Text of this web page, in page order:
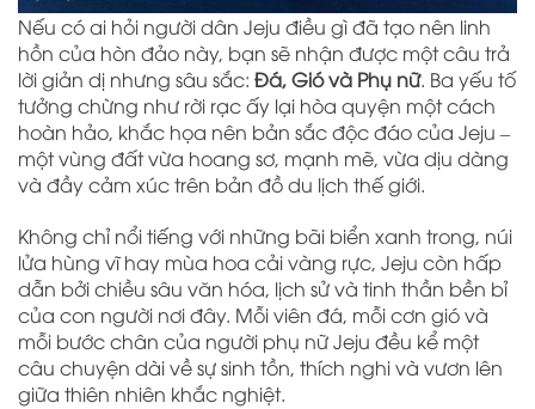
Nếu có ai hỏi người dân Jeju điều gì đã tạo nên linh
hồn của hòn đảo này, bạn sẽ nhận được một câu trả
lời giản dị nhưng sâu sắc: Đá, Gió và Phụ nữ. Ba yếu tố
tưởng chừng như rời rạc ấy lại hòa quyện một cách
hoàn hảo, khắc họa nên bản sắc độc đáo của Jeju –
một vùng đất vừa hoang sơ, mạnh mẽ, vừa dịu dàng
và đầy cảm xúc trên bản đồ du lịch thế giới.
Không chỉ nổi tiếng với những bãi biển xanh trong, núi
lửa hùng vĩ hay mùa hoa cải vàng rực, Jeju còn hấp
dẫn bởi chiều sâu văn hóa, lịch sử và tinh thần bền bỉ
của con người nơi đây. Mỗi viên đá, mỗi cơn gió và
mỗi bước chân của người phụ nữ Jeju đều kể một
câu chuyện dài về sự sinh tồn, thích nghi và vươn lên
giữa thiên nhiên khắc nghiệt.